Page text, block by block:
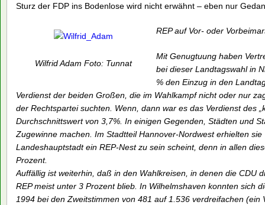
Sturz der FDP ins Bodenlose wird nicht erwähnt – eben nur
Wilfrid Adam Foto: Tunnat
REP auf Vor- oder
Mit Genugtuung haben
bei dieser Landtagswahl in
% den Einzug in den
Verdienst der beiden Großen, die im Wahlkampf nicht oder nur
der Rechtspartei suchten. Wenn, dann war es das Verdienst des
Durchschnittswert von 3,7%. In einigen Gegenden, Städten und
Zugewinne machen. Im Stadtteil Hannover-Nordwest erhielten
Landeshauptstadt ein REP-Nest zu sein scheint, denn in allen
Prozent.
Auffällig ist weiterhin, daß in den Wahlkreisen, in denen die CDU
REP meist unter 3 Prozent blieb. In Wilhelmshaven konnten sich
1994 bei den Zweitstimmen von 481 auf 1.536 verdreifachen (ein